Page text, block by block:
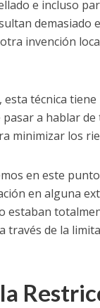
e incluso
otra invención
esta técnica
a hablar
minimizar los
en este
en alguna
través de la